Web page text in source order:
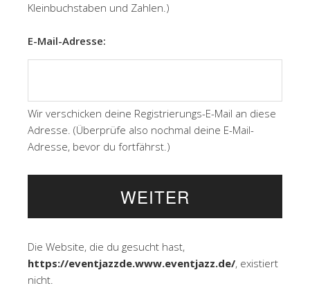
Kleinbuchstaben und Zahlen.)
E-Mail-Adresse:
Wir verschicken deine Registrierungs-E-Mail an diese
Adresse. (Überprüfe also nochmal deine E-Mail-
Adresse, bevor du fortfährst.)
Die Website, die du gesucht hast,
https://eventjazzde.www.eventjazz.de/, existiert
nicht.